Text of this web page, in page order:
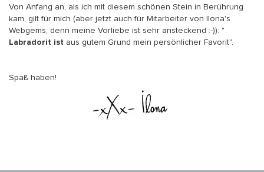
Von Anfang an, als ich mit diesem schönen Stein in Berührung
kam, gilt für mich (aber jetzt auch für Mitarbeiter von Ilona's
Webgems, denn meine Vorliebe ist sehr ansteckend :-)): "
Labradorit ist aus gutem Grund mein persönlicher Favorit".
Spaß haben!